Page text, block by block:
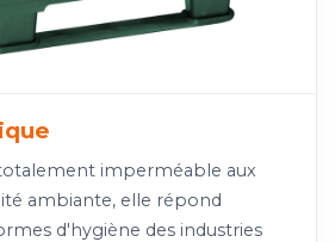
imperméable aux
ambiante, elle répond
d'hygiène des industries